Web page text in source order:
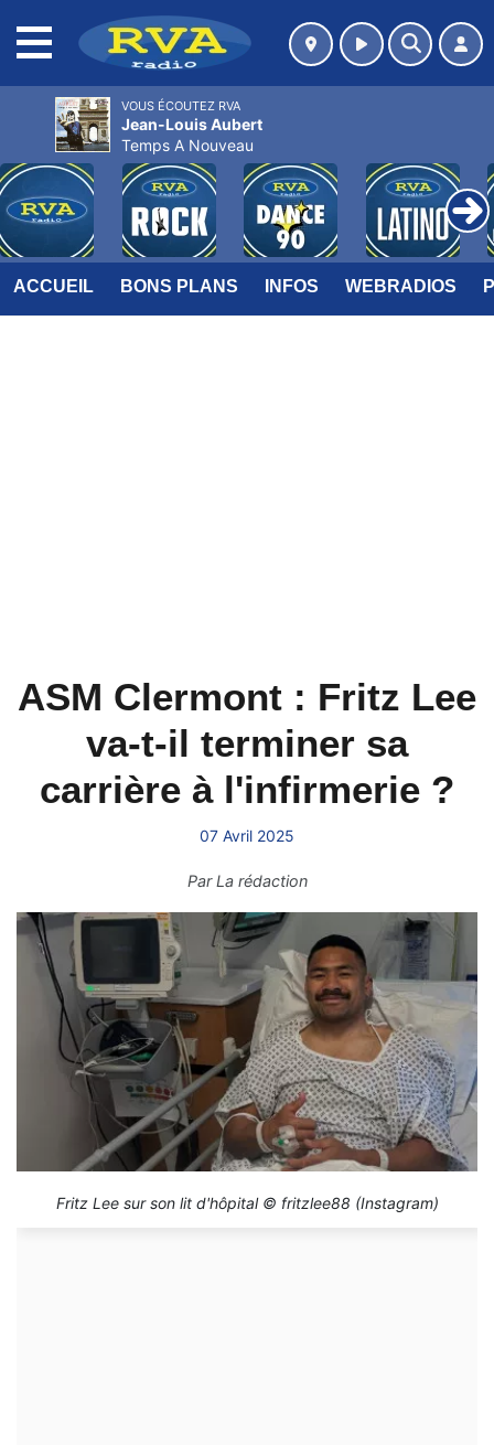
ACCUEIL BONS PLANS INFOS WEBRADIOS
ASM Clermont : Fritz Lee
va-t-il terminer sa
carrière à l'infirmerie ?
07 Avril 2025
ParLa rédaction
Fritz Lee sur son lit d'hôpital © fritzlee88 (Instagram)
VOUS ÉCOUTEZ RVA
Jean-Louis Aubert
Temps A Nouveau